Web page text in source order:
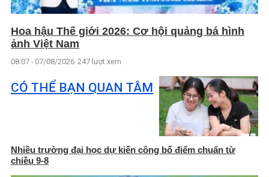
Hoa hậu Thế giới 2026: Cơ hội quảng bá hình
ảnh Việt Nam
08:07 - 07/08/2026 247 lượt xem
CÓ THỂ BẠN QUAN TÂM
Nhiều trường đại học dự kiến công bố điểm chuẩn từ
chiều 9-8